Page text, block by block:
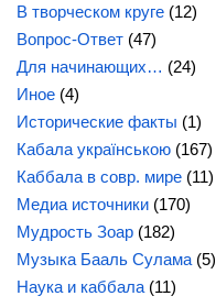
В творческом круге (12)
Вопрос-Ответ (47)
Для начинающих… (24)
Иное (4)
Исторические факты (1)
Кабала українською (167)
Каббала в совр. мире (11)
Медиа источники (170)
Мудрость Зоар (182)
Музыка Бааль Сулама (5)
Наука и каббала (11)